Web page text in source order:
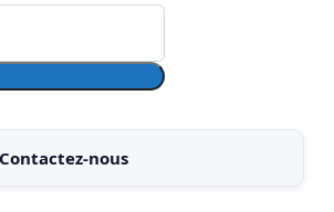
nous